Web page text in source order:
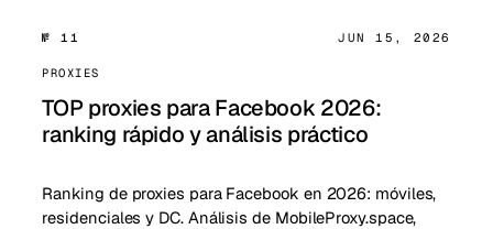
№ 11 JUN 15, 2026
PROXIES
TOP proxies para Facebook 2026:
ranking rápido y análisis práctico
Ranking de proxies para Facebook en 2026: móviles,
residenciales y DC. Análisis de MobileProxy.space,